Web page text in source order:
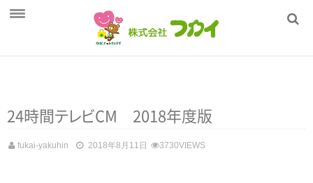
商品一覧
24時間テレビCM 2018年度版
fukai-yakuhin 2018年8月11日 3730VIEWS